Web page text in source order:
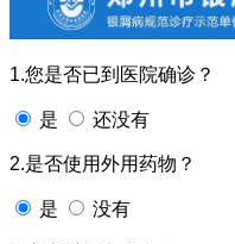
1.您是否已到医院确诊？
是 还没有
2.是否使用外用药物？
是 没有